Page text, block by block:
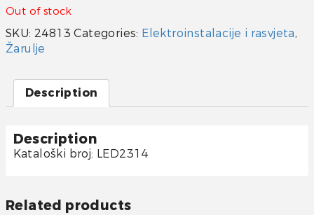
Out of stock
SKU: 24813 Categories: Elektroinstalacije i rasvjeta,
Žarulje
Description
Description
Kataloški broj: LED2314
Related products